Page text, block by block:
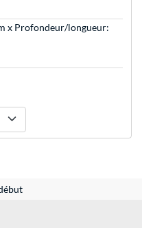
x Profondeur/longueur: